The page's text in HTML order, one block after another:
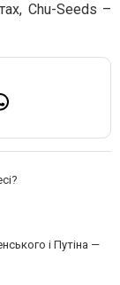
Chu-Seeds –
і Путіна —